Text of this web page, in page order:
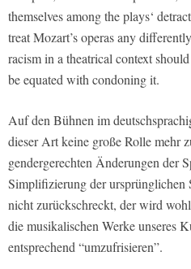
themselves among the plays‘
treat Mozart’s operas any
racism in a theatrical context
be equated with condoning it.
Auf den Bühnen im
dieser Art keine große Rolle mehr
gendergerechten Änderungen der
Simplifizierung der ursprünglichen
nicht zurückschreckt, der wird
die musikalischen Werke unseres
entsprechend “umzufrisieren”.